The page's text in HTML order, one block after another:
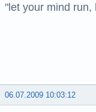
"let your mind run,
06.07.2009 10:03:12